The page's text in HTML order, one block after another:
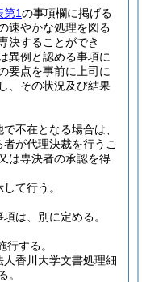
第1の事項欄に掲げる
速やかな処理を図る
決することができ
異例と認める事項に
要点を事前に上司に
、その状況及び結果
不在となる場合は、
者が代理決裁を行うこ
は専決者の承認を得
て行う。
は、別に定める。
する。
香川大学文書処理細
。